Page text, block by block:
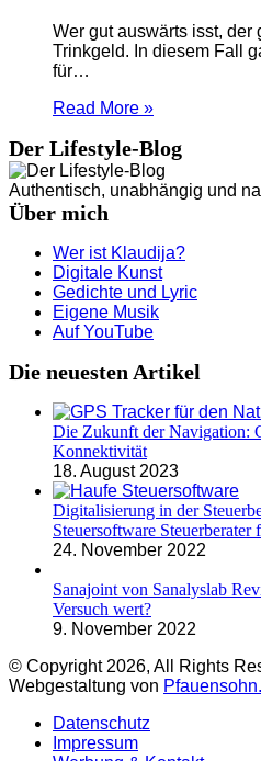
Wer gut auswärts isst, der
Trinkgeld. In diesem Fall
für…
Read More »
Der Lifestyle-Blog
Authentisch, unabhängig und
Über mich
Wer ist Klaudija?
Digitale Kunst
Gedichte und Lyric
Eigene Musik
Auf YouTube
Die neuesten Artikel
Die Zukunft der Navigation:
Konnektivität
18. August 2023
Digitalisierung in der
Steuersoftware
24. November 2022
Sanajoint von Sanalyslab
Versuch wert?
9. November 2022
© Copyright 2026, All Rights
Webgestaltung von
Datenschutz
Impressum